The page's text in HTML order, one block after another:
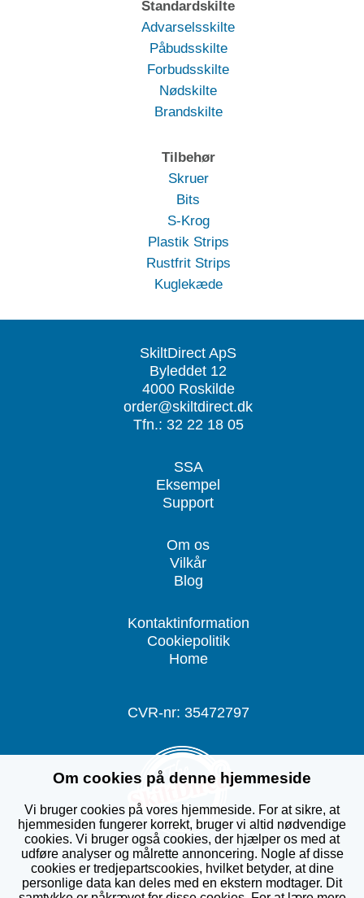
Standardskilte
Advarselsskilte
Påbudsskilte
Forbudsskilte
Nødskilte
Brandskilte
Tilbehør
Skruer
Bits
S-Krog
Plastik Strips
Rustfrit Strips
Kuglekæde
SkiltDirect ApS
Byleddet 12
4000 Roskilde
order@skiltdirect.dk
Tfn.: 32 22 18 05
SSA
Eksempel
Support
Om os
Vilkår
Blog
Kontaktinformation
Cookiepolitik
Home
CVR-nr: 35472797
Om cookies på denne hjemmeside
Vi bruger cookies på vores hjemmeside. For at sikre, at
hjemmesiden fungerer korrekt, bruger vi altid nødvendige
cookies. Vi bruger også cookies, der hjælper os med at
udføre analyser og målrette annoncering. Nogle af disse
cookies er tredjepartscookies, hvilket betyder, at dine
personlige data kan deles med en ekstern modtager. Dit